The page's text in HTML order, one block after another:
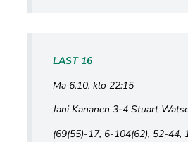
LAST 16
Ma 6.10. klo 22:15
Jani Kananen 3-4 Stuart
(69(55)-17, 6-104(62), 52-44,